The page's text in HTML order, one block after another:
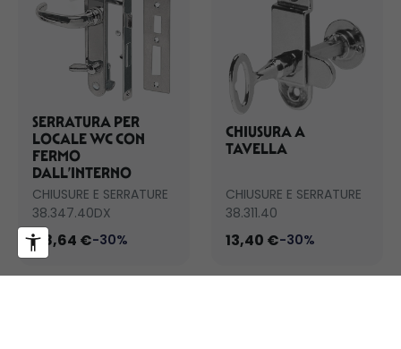
SERRATURA PER
LOCALE WC CON
FERMO
DALL’INTERNO
CHIUSURE E SERRATURE
38.347.40DX
118,64 €-30%
CHIUSURA A
TAVELLA
CHIUSURE E SERRATURE
38.311.40
13,40 €-30%